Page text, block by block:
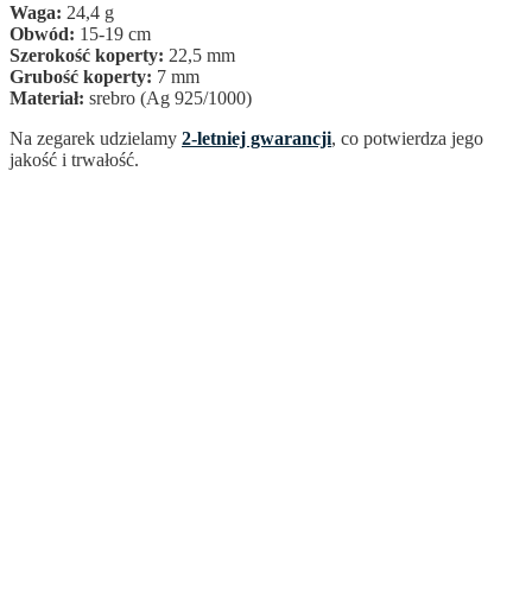
Waga: 24,4 g
Obwód: 15-19 cm
Szerokość koperty: 22,5 mm
Grubość koperty: 7 mm
Materiał: srebro (Ag 925/1000)
Na zegarek udzielamy 2-letniej gwarancji, co potwierdza jego
jakość i trwałość.